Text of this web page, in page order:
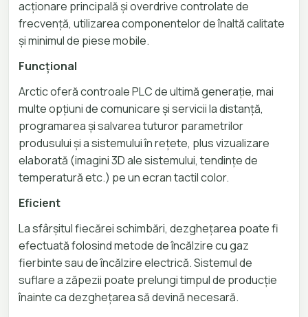
acționare principală și overdrive controlate de
frecvență, utilizarea componentelor de înaltă calitate
și minimul de piese mobile.
Funcțional
Arctic oferă controale PLC de ultimă generație, mai
multe opțiuni de comunicare și servicii la distanță,
programarea și salvarea tuturor parametrilor
produsului și a sistemului în rețete, plus vizualizare
elaborată (imagini 3D ale sistemului, tendințe de
temperatură etc.) pe un ecran tactil color.
Eficient
La sfârșitul fiecărei schimbări, dezghețarea poate fi
efectuată folosind metode de încălzire cu gaz
fierbinte sau de încălzire electrică. Sistemul de
suflare a zăpezii poate prelungi timpul de producție
înainte ca dezghețarea să devină necesară.